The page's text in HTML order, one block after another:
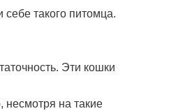
себе такого питомца.
Эти кошки
несмотря на такие